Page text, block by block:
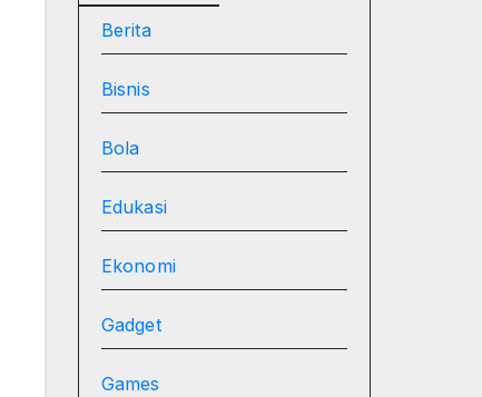
Berita
Bisnis
Bola
Edukasi
Ekonomi
Gadget
Games